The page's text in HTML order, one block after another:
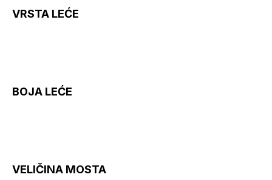
VRSTA LEĆE
BOJA LEĆE
VELIČINA MOSTA